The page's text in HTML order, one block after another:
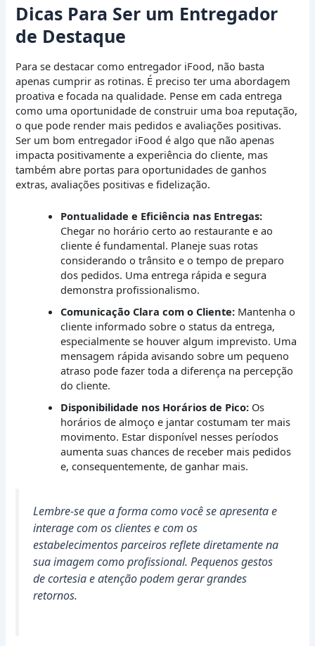
Dicas Para Ser um Entregador
de Destaque
Para se destacar como entregador iFood, não basta
apenas cumprir as rotinas. É preciso ter uma abordagem
proativa e focada na qualidade. Pense em cada entrega
como uma oportunidade de construir uma boa reputação,
o que pode render mais pedidos e avaliações positivas.
Ser um bom entregador iFood é algo que não apenas
impacta positivamente a experiência do cliente, mas
também abre portas para oportunidades de ganhos
extras, avaliações positivas e fidelização.
Pontualidade e Eficiência nas Entregas:
Chegar no horário certo ao restaurante e ao
cliente é fundamental. Planeje suas rotas
considerando o trânsito e o tempo de preparo
dos pedidos. Uma entrega rápida e segura
demonstra profissionalismo.
Comunicação Clara com o Cliente: Mantenha o
cliente informado sobre o status da entrega,
especialmente se houver algum imprevisto. Uma
mensagem rápida avisando sobre um pequeno
atraso pode fazer toda a diferença na percepção
do cliente.
Disponibilidade nos Horários de Pico: Os
horários de almoço e jantar costumam ter mais
movimento. Estar disponível nesses períodos
aumenta suas chances de receber mais pedidos
e, consequentemente, de ganhar mais.
Lembre-se que a forma como você se apresenta e
interage com os clientes e com os
estabelecimentos parceiros reflete diretamente na
sua imagem como profissional. Pequenos gestos
de cortesia e atenção podem gerar grandes
retornos.